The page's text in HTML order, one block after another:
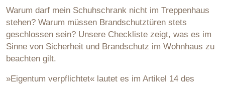
Warum darf mein Schuhschrank nicht im Treppenhaus
stehen? Warum müssen Brandschutztüren stets
geschlossen sein? Unsere Checkliste zeigt, was es im
Sinne von Sicherheit und Brandschutz im Wohnhaus zu
beachten gilt.
»Eigentum verpflichtet« lautet es im Artikel 14 des